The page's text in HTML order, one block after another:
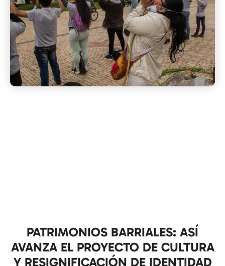
PATRIMONIOS BARRIALES: ASÍ
AVANZA EL PROYECTO DE CULTURA
Y RESIGNIFICACIÓN DE IDENTIDAD